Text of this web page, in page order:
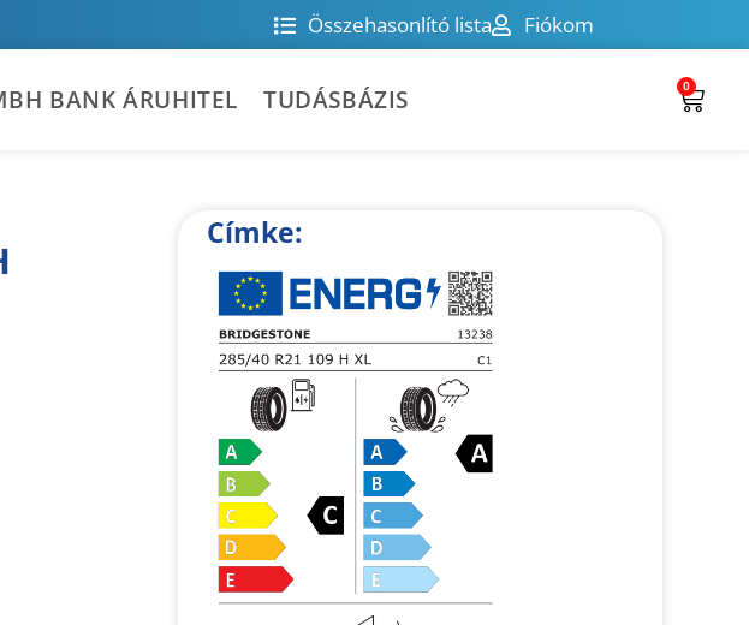
Összehasonlító lista Fiókom
BANK ÁRUHITEL TUDÁSBÁZIS 0
Címke: